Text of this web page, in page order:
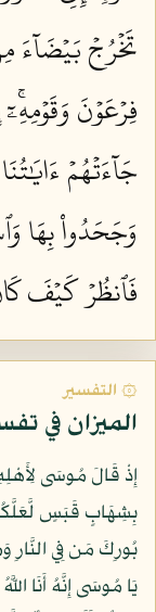
تَخۡرُجۡ بَيۡضَآءَ
فِرۡعَوۡنَ وَقَوۡمِهِۦٓۚ
جَآءَتۡهُمۡ
وَجَحَدُواْ بِهَا
فَٱنظُرۡ كَيۡفَ
۞ التفسير
الميزان في
إِذْ قَالَ مُوسَى